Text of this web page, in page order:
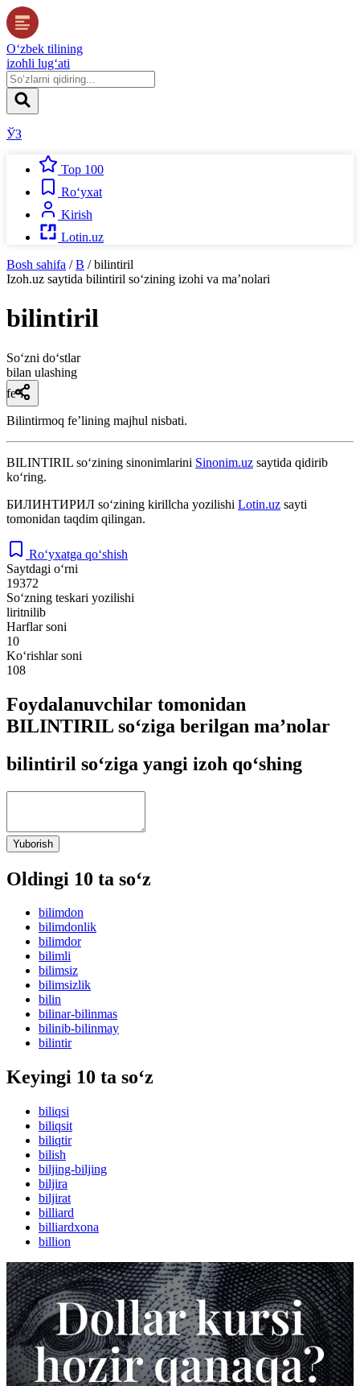
O‘zbek tilining
izohli lug‘ati
ЎЗ
Top 100
Ro‘yxat
Kirish
Lotin.uz
Bosh sahifa / B / bilintiril
Izoh.uz saytida bilintiril so‘zining izohi va ma’nolari
bilintiril
So‘zni do‘stlar
bilan ulashing
fe’l
Bilintirmoq feʼlining majhul nisbati.
BILINTIRIL so‘zining sinonimlarini Sinonim.uz saytida qidirib
ko‘ring.
БИЛИНТИРИЛ so‘zining kirillcha yozilishi Lotin.uz sayti
tomonidan taqdim qilingan.
Ro‘yxatga qo‘shish
Saytdagi o‘rni
19372
So‘zning teskari yozilishi
liritnilib
Harflar soni
10
Ko‘rishlar soni
108
Foydalanuvchilar tomonidan
BILINTIRIL so‘ziga berilgan ma’nolar
bilintiril so‘ziga yangi izoh qo‘shing
Yuborish
Oldingi 10 ta so‘z
bilimdon
bilimdonlik
bilimdor
bilimli
bilimsiz
bilimsizlik
bilin
bilinar-bilinmas
bilinib-bilinmay
bilintir
Keyingi 10 ta so‘z
biliqsi
biliqsit
biliqtir
bilish
biljing-biljing
biljira
biljirat
billiard
billiardxona
billion